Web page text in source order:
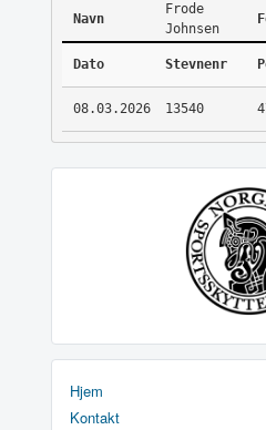
Navn
Frode
Johnsen
Dato Stevnenr
08.03.2026 13540
Hjem
Kontakt